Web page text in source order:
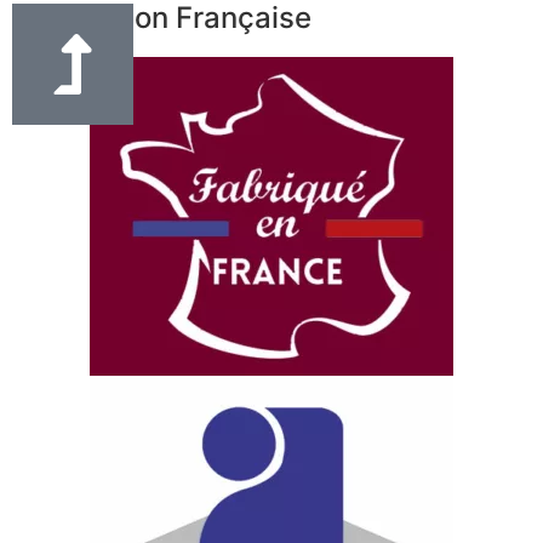
Fabrication Française